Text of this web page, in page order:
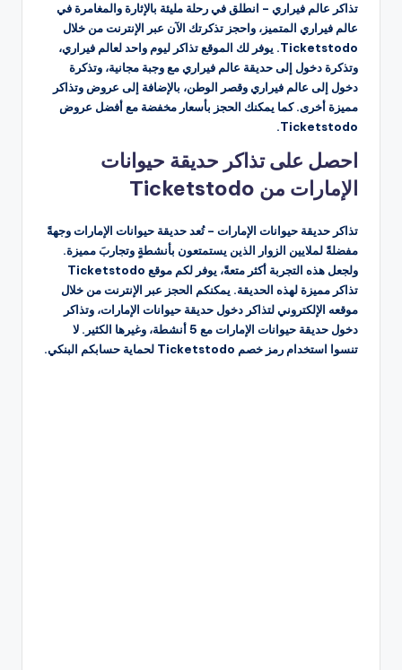
تذاكر عالم فيراري – انطلق في رحلة مليئة بالإثارة والمغامرة في
عالم فيراري المتميز، واحجز تذكرتك الآن عبر الإنترنت من خلال
Ticketstodo. يوفر لك الموقع تذاكر ليوم واحد لعالم فيراري،
وتذكرة دخول إلى حديقة عالم فيراري مع وجبة مجانية، وتذكرة
دخول إلى عالم فيراري وقصر الوطن، بالإضافة إلى عروض وتذاكر
مميزة أخرى. كما يمكنك الحجز بأسعار مخفضة مع أفضل عروض
Ticketstodo.
احصل على تذاكر حديقة حيوانات
الإمارات من Ticketstodo
تذاكر حديقة حيوانات الإمارات – تُعد حديقة حيوانات الإمارات وجهةً
مفضلةً لملايين الزوار الذين يستمتعون بأنشطةٍ وتجاربَ مميزة.
ولجعل هذه التجربة أكثر متعةً، يوفر لكم موقع Ticketstodo
تذاكر مميزة لهذه الحديقة. يمكنكم الحجز عبر الإنترنت من خلال
موقعه الإلكتروني لتذاكر دخول حديقة حيوانات الإمارات، وتذاكر
دخول حديقة حيوانات الإمارات مع 5 أنشطة، وغيرها الكثير. لا
تنسوا استخدام رمز خصم Ticketstodo لحماية حسابكم البنكي.